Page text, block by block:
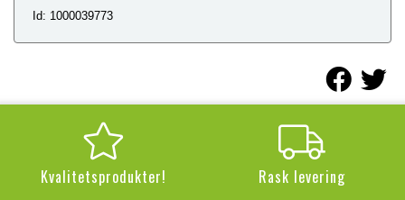
Id: 1000039773
Kvalitetsprodukter! Rask levering